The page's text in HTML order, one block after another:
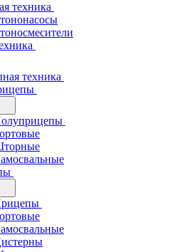
техника
техника